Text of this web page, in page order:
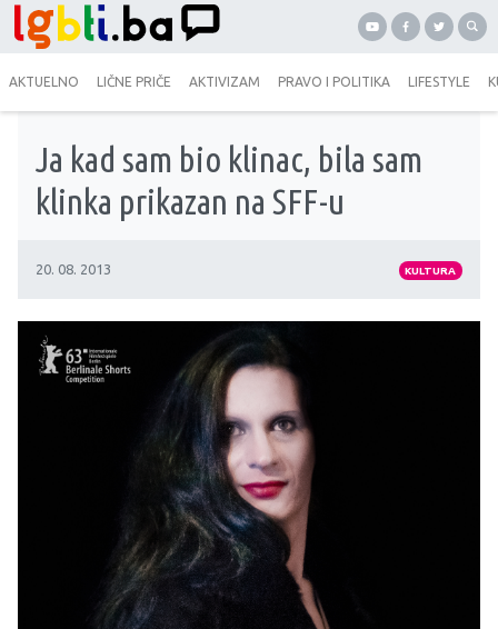
AKTUELNO LIČNE PRIČE AKTIVIZAM PRAVO I POLITIKA LIFESTYLE
Ja kad sam bio klinac, bila sam
klinka prikazan na SFF-u
20. 08. 2013 KULTURA